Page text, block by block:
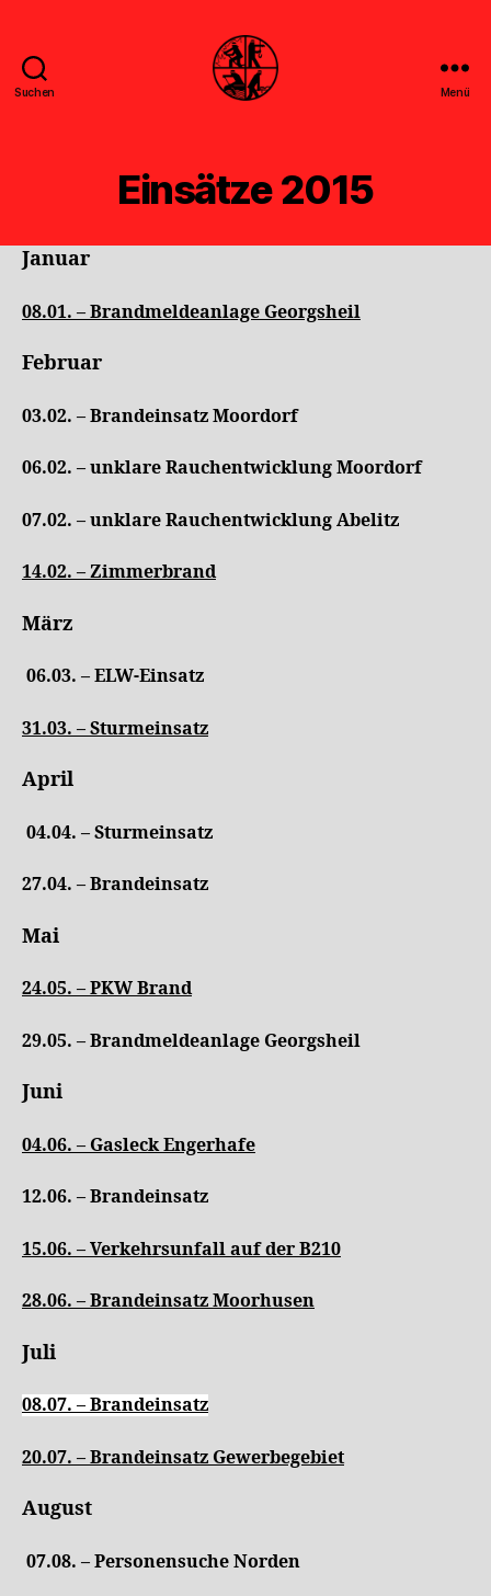
Suchen Menü
Einsätze 2015
Januar
08.01. – Brandmeldeanlage Georgsheil
Februar
03.02. – Brandeinsatz Moordorf
06.02. – unklare Rauchentwicklung Moordorf
07.02. – unklare Rauchentwicklung Abelitz
14.02. – Zimmerbrand
März
06.03. – ELW-Einsatz
31.03. – Sturmeinsatz
April
04.04. – Sturmeinsatz
27.04. – Brandeinsatz
Mai
24.05. – PKW Brand
29.05. – Brandmeldeanlage Georgsheil
Juni
04.06. – Gasleck Engerhafe
12.06. – Brandeinsatz
15.06. – Verkehrsunfall auf der B210
28.06. – Brandeinsatz Moorhusen
Juli
08.07. – Brandeinsatz
20.07. – Brandeinsatz Gewerbegebiet
August
07.08. – Personensuche Norden